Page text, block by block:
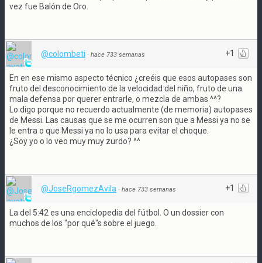
vez fue Balón de Oro.
+1
@colombeti · hace 733 semanas
En en ese mismo aspecto técnico ¿creéis que esos autopases son
fruto del desconocimiento de la velocidad del niño, fruto de una
mala defensa por querer entrarle, o mezcla de ambas ^^?
Lo digo porque no recuerdo actualmente (de memoria) autopases
de Messi. Las causas que se me ocurren son que a Messi ya no se
le entra o que Messi ya no lo usa para evitar el choque.
¿Soy yo o lo veo muy muy zurdo? ^^
+1
@JoseRgomezAvila · hace 733 semanas
La del 5:42 es una enciclopedia del fútbol. O un dossier con
muchos de los "por qué"s sobre el juego.